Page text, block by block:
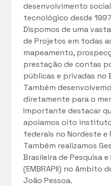
desenvolvimento
tecnológico desde
Dispomos de uma
de Projetos em todas
mapeamento,
prestação de contas
públicas e privadas no
Também
diretamente para o
Importante destacar
apoiamos oito
federais no Nordeste e
Também realizamos
Brasileira de Pesquisa
(EMBRAPII) no âmbito
João Pessoa.